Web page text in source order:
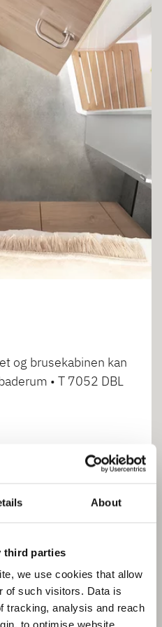
About
third parties
we use cookies that allow
of such visitors. Data is
tracking, analysis and reach
to optimise website
og brusekabinen kan
• T 7052 DBL